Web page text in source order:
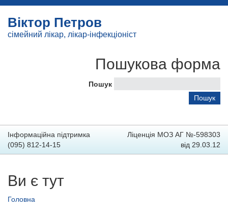
Віктор Петров
сімейний лікар, лікар-інфекціоніст
Пошукова форма
Пошук
Інформаційна підтримка
(095) 812-14-15
Ліценція МОЗ АГ №-598303
від 29.03.12
Ви є тут
Головна